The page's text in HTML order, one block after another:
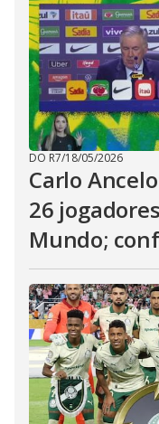
DO R7/18/05/2026
Carlo
26
Mundo;